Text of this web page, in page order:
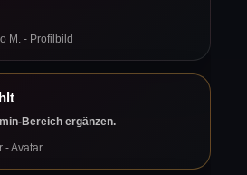
M. - Profilbild
Bereich ergänzen.
- Avatar